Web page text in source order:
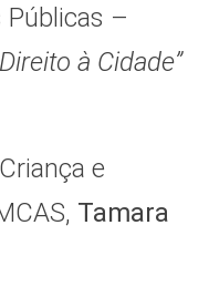
Públicas –
à Cidade”
e
Tamara